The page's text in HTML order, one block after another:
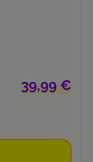
Regulärer
39,99 €